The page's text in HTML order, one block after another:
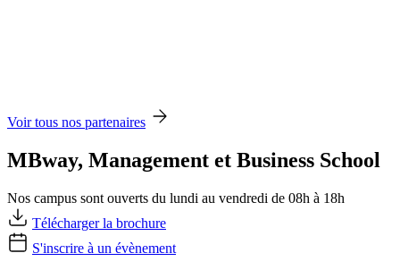
Voir tous nos partenaires
MBway, Management et Business School
Nos campus sont ouverts du lundi au vendredi de 08h à 18h
Télécharger la brochure
S'inscrire à un évènement